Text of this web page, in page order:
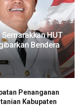
HUT
Bendera
Penanganan
Kabupaten